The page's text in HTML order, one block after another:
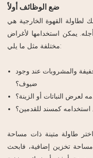
ضع الوظائف أولاً
لطاولة القهوة الخارجية هي
يمكن استخدامها لأغراض
مختلفة مثل ما يلي:
والمشروبات عند وجود
ضيوف؟
لعرض النباتات أو الزينة؟
كمسند للقدمين؟
طاولة متينة ذات مساحة
تخزين إضافية، فابحث